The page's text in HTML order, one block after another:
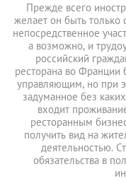
Прежде всего
желает он быть только
непосредственное
а возможно, и
российский
ресторана во Франции
управляющим, но при
задуманное без
входит
ресторанным
получить вид на
деятельностью.
обязательства в